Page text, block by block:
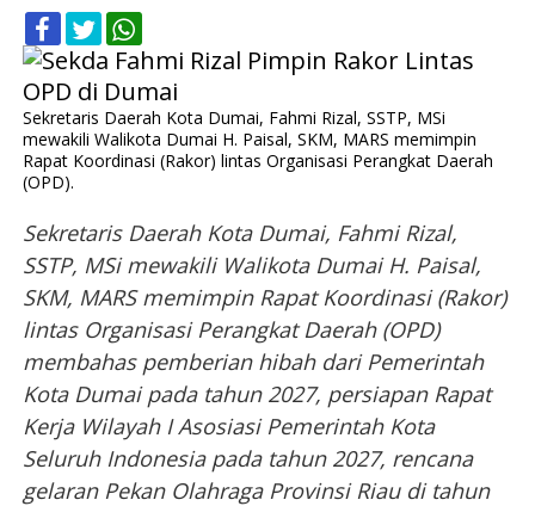
Sekretaris Daerah Kota Dumai, Fahmi Rizal, SSTP, MSi
mewakili Walikota Dumai H. Paisal, SKM, MARS memimpin
Rapat Koordinasi (Rakor) lintas Organisasi Perangkat Daerah
(OPD).
Sekretaris Daerah Kota Dumai, Fahmi Rizal,
SSTP, MSi mewakili Walikota Dumai H. Paisal,
SKM, MARS memimpin Rapat Koordinasi (Rakor)
lintas Organisasi Perangkat Daerah (OPD)
membahas pemberian hibah dari Pemerintah
Kota Dumai pada tahun 2027, persiapan Rapat
Kerja Wilayah I Asosiasi Pemerintah Kota
Seluruh Indonesia pada tahun 2027, rencana
gelaran Pekan Olahraga Provinsi Riau di tahun